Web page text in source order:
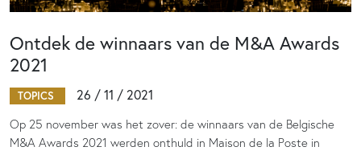
Ontdek de winnaars van de M&A Awards
2021
TOPICS 26 / 11 / 2021
Op 25 november was het zover: de winnaars van de Belgische
M&A Awards 2021 werden onthuld in Maison de la Poste in